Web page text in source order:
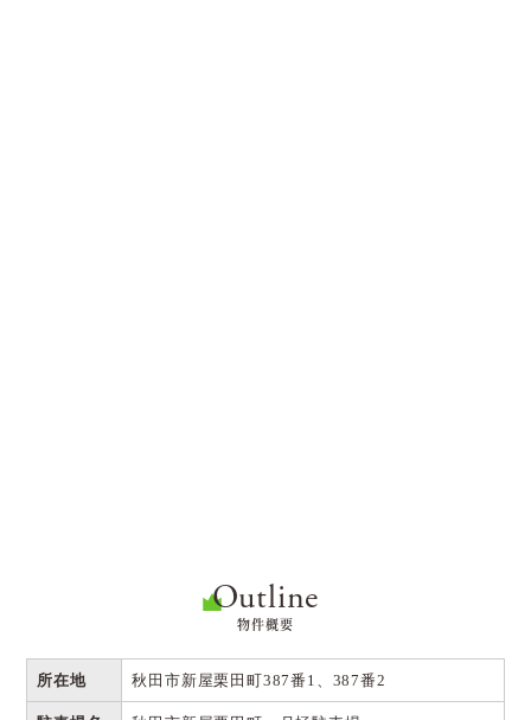
Outline
物件概要
所在地 秋田市新屋栗田町387番1、387番2